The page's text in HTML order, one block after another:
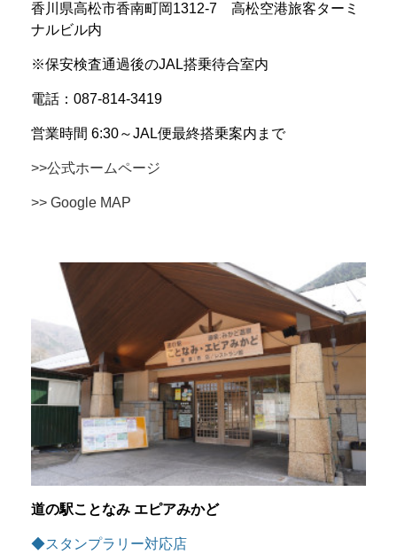
香川県高松市香南町岡1312-7 高松空港旅客ターミ
ナルビル内
※保安検査通過後のJAL搭乗待合室内
電話：087-814-3419
営業時間 6:30～JAL便最終搭乗案内まで
>>公式ホームページ
>> Google MAP
道の駅ことなみ エピアみかど
◆スタンプラリー対応店